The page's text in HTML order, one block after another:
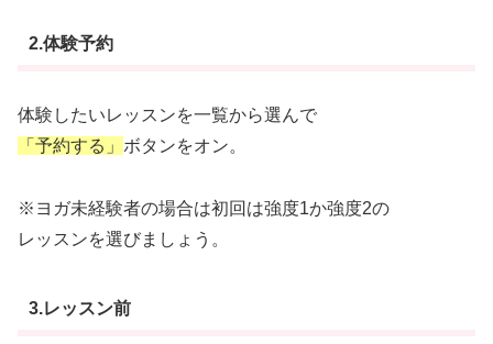
2.体験予約
体験したいレッスンを一覧から選んで
「予約する」 ボタンをオン。
※ヨガ未経験者の場合は初回は強度1か強度2の
レッスンを選びましょう。
3.レッスン前